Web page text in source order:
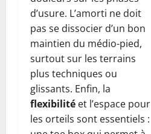
d’usure. L’amorti ne doit
pas se dissocier d’un bon
maintien du médio-pied,
surtout sur les terrains
plus techniques ou
glissants. Enfin, la
flexibilité et l’espace pour
les orteils sont essentiels :